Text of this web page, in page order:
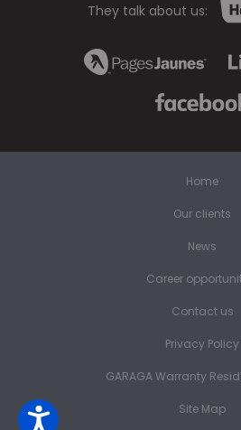
They talk about us:
Home
Our clients
News
Career
Contact us
Privacy Policy
GARAGA Warranty
Site Map